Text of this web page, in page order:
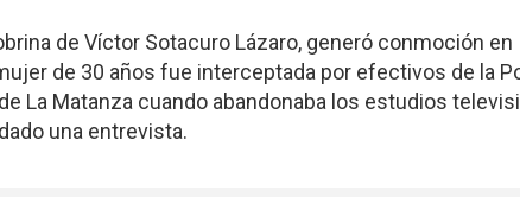
de Víctor Sotacuro Lázaro, generó conmoción en
de 30 años fue interceptada por efectivos de la
La Matanza cuando abandonaba los estudios
una entrevista.